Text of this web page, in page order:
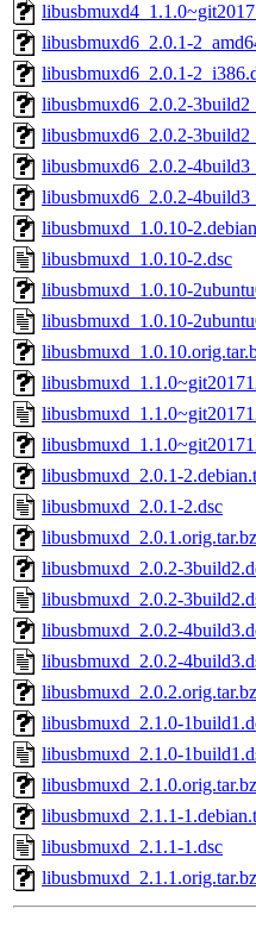
libusbmuxd6_2.0.1-
libusbmuxd6_2.0.1-
libusbmuxd6_2.0.2-
libusbmuxd6_2.0.2-
libusbmuxd6_2.0.2-
libusbmuxd6_2.0.2-
libusbmuxd_1.0.10-
libusbmuxd_1.0.10-2.dsc
libusbmuxd_1.0.10-
libusbmuxd_1.0.10-
libusbmuxd_2.0.1-
libusbmuxd_2.0.1-2.dsc
libusbmuxd_2.0.2-
libusbmuxd_2.0.2-
libusbmuxd_2.0.2-
libusbmuxd_2.0.2-
libusbmuxd_2.1.0-
libusbmuxd_2.1.0-
libusbmuxd_2.1.1-
libusbmuxd_2.1.1-1.dsc